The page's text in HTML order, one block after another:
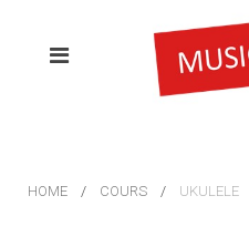
HOME COURS UKULELE